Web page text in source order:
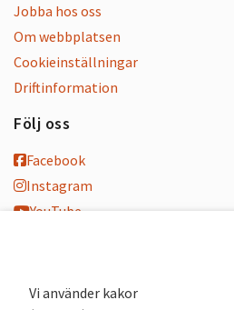
Jobba hos oss
Om webbplatsen
Cookieinställningar
Driftinformation
Följ oss
Facebook
Instagram
YouTube
Nyhetsbrev
Vi använder kakor